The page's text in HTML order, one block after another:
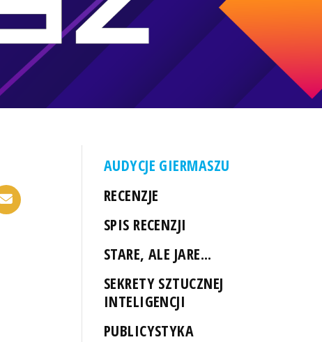
AUDYCJE GIERMASZU
RECENZJE
SPIS RECENZJI
STARE, ALE JARE...
SEKRETY SZTUCZNEJ
INTELIGENCJI
PUBLICYSTYKA